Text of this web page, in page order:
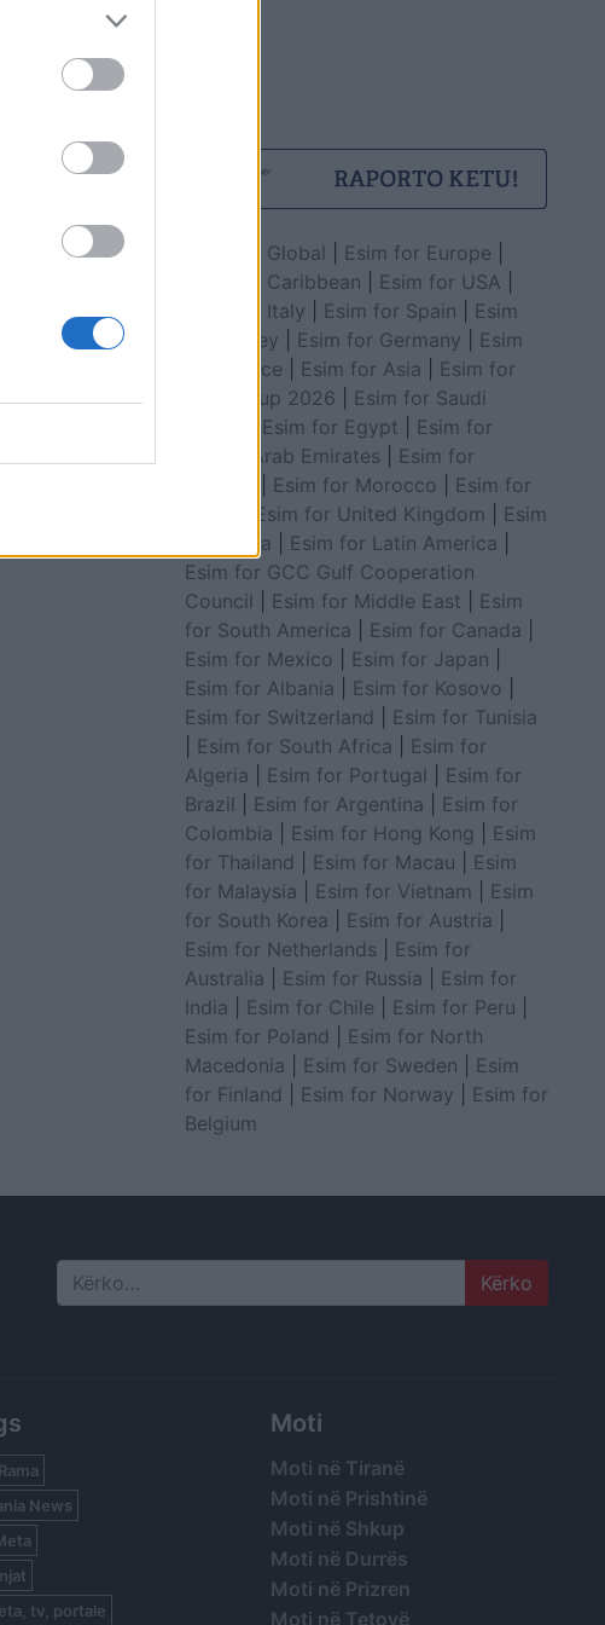
Esim for Global Esim for Europe
Esim for Caribbean
Esim for USA
Esim for Italy
Esim for Spain
Esim
for Turkey
Esim for Germany
Esim
for Greece
Esim for Asia
Esim for
World Cup 2026
Esim for Saudi
Esim for Egypt
Esim for
United Arab Emirates
Esim for
Esim for Morocco
Esim for
Esim for United Kingdom
Esim
for Africa
Esim for Latin America
Esim for GCC Gulf Cooperation
Council
Esim for Middle East
Esim
for South America
Esim for Canada
Esim for Mexico
Esim for Japan
Esim for Albania
Esim for Kosovo
Esim for Switzerland
Esim for Tunisia
Esim for South Africa
Esim for
Algeria
Esim for Portugal
Esim for
Brazil
Esim for Argentina
Esim for
Colombia
Esim for Hong Kong
Esim
for Thailand
Esim for Macau
Esim
for Malaysia
Esim for Vietnam
Esim
for South Korea
Esim for Austria
Esim for Netherlands
Esim for
Australia
Esim for Russia
Esim for
India
Esim for Chile Esim for Peru
Esim for Poland
Esim for North
Macedonia
Esim for Sweden
Esim
for Finland
Esim for Norway
Esim for
Belgium
Search
News
tv, portale
Moti
Moti në Tiranë
Moti në Prishtinë
Moti në Shkup
Moti në Durrës
Moti në Prizren
Moti në Tetovë